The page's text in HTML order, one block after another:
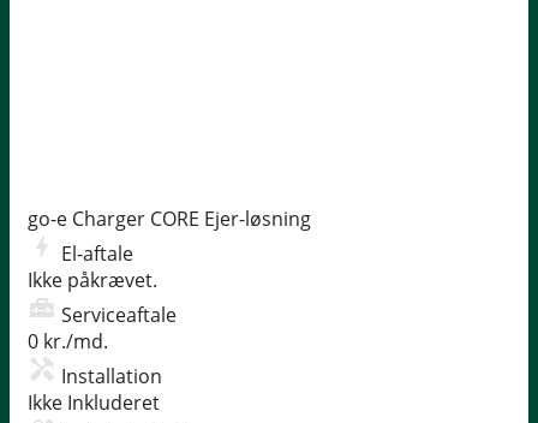
go-e Charger CORE Ejer-løsning
El-aftale
Ikke påkrævet.
Serviceaftale
0 kr./md.
Installation
Ikke Inkluderet